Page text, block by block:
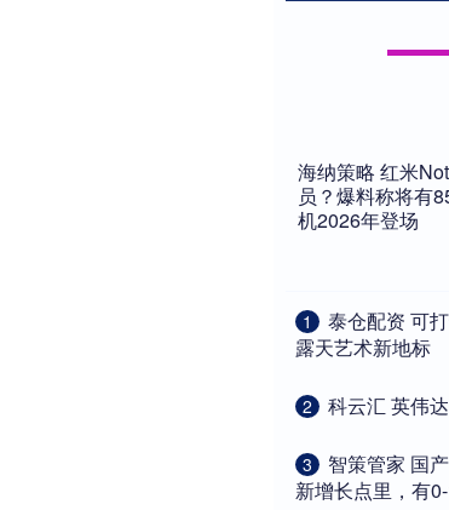
海纳策略 红米
员？爆料称将有
机2026年登场
1
泰仓配资 可
露天艺术新地标
2 科云汇 英伟
3
智策管家 国
新增长点里，有